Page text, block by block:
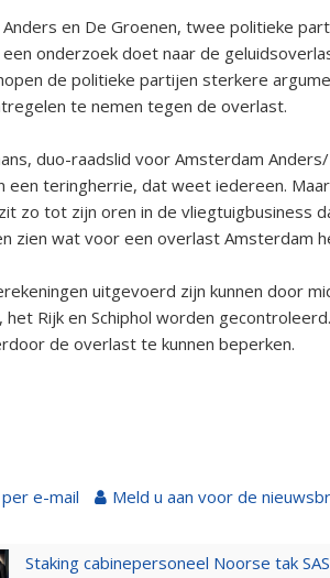
en De Groenen, twee politieke
onderzoek doet naar de
de politieke partijen sterkere
te nemen tegen de overlast.
duo-raadslid voor Amsterdam
een teringherrie, dat weet iedereen.
zo tot zijn oren in de
zien wat voor een overlast Amsterdam
uitgevoerd zijn kunnen door
het Rijk en Schiphol worden
de overlast te kunnen beperken.
e-mail Meld u aan voor de
Staking cabinepersoneel Noorse tak